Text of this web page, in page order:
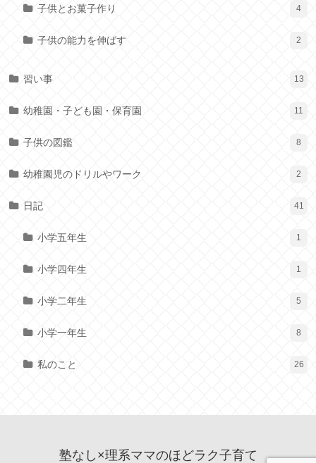
子供とお菓子作り 4
子供の能力を伸ばす 2
習い事 13
幼稚園・子ども園・保育園 11
子供の図鑑 8
幼稚園児のドリルやワーク 2
日記 41
小学五年生 1
小学四年生 1
小学二年生 5
小学一年生 8
私のこと 26
塾なし×理系ママのほどラク子育て